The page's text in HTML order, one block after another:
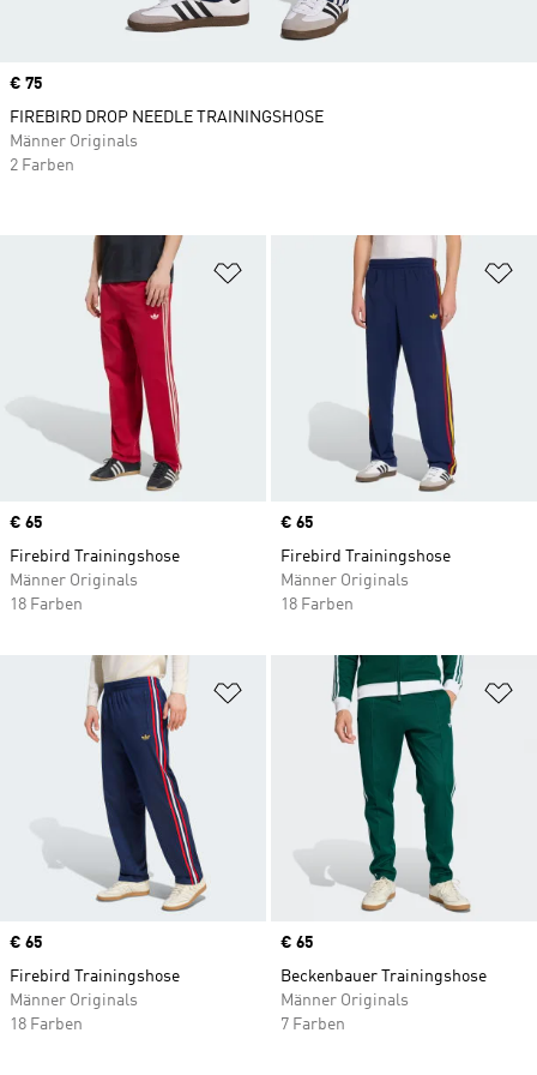
Zur Wunschliste hinzufügen
Price
€ 65
Firebird Trainingshose
Männer Originals
18 Farben
Price
€ 65
Firebird Trainingshose
Männer Originals
18 Farben
Zur Wunschliste hinzufügen
Price
€ 65
Firebird Trainingshose
Männer Originals
18 Farben
Price
€ 65
Beckenbauer Trainingshose
Männer Originals
7 Farben
Price
€ 75
FIREBIRD DROP NEEDLE TRAININGSHOSE
Männer Originals
2 Farben